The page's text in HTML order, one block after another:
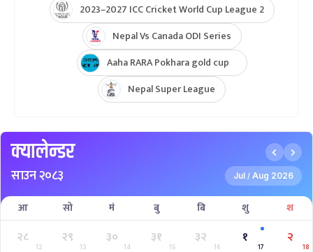
2023–2027 ICC Cricket World Cup League 2
Nepal Vs Canada ODI Series
Aaha RARA Pokhara gold cup
Nepal Super League
क्यालेन्डर
साउन २०८३ Jul / Aug 2026
आ सो मं बु बि शु श
२८
12
२९
13
३०
14
३१
15
३२
16
१
17
२
18